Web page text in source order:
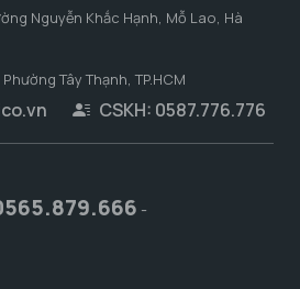
Nguyễn Khắc Hạnh, Mỗ Lao, Hà
Tây Thạnh, TP.HCM
CSKH: 0587.776.776
-